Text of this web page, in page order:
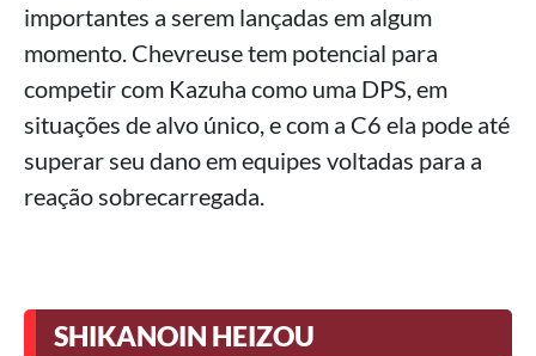
importantes a serem lançadas em algum
momento. Chevreuse tem potencial para
competir com Kazuha como uma DPS, em
situações de alvo único, e com a C6 ela pode até
superar seu dano em equipes voltadas para a
reação sobrecarregada.
SHIKANOIN HEIZOU